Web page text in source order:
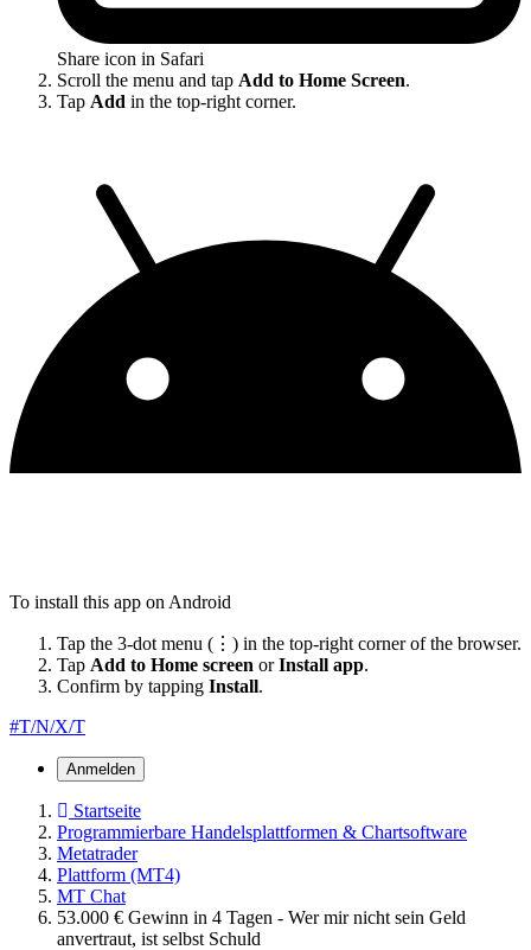
Share icon in Safari
Scroll the menu and tap Add to Home Screen.
Tap Add in the top-right corner.
To install this app on Android
Tap the 3-dot menu (⋮) in the top-right corner of the browser.
Tap Add to Home screen orInstall app.
Confirm by tapping Install.
#T/N/X/T
Anmelden
Startseite
Programmierbare Handelsplattformen & Chartsoftware
Metatrader
Plattform (MT4)
MT Chat
53.000 € Gewinn in 4 Tagen - Wer mir nicht sein Geld
anvertraut, ist selbst Schuld